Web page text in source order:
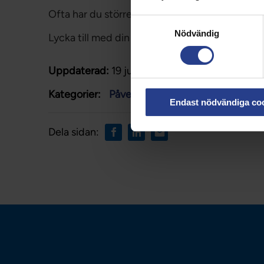
Samtyckesval
Nödvändig
Endast nödvändiga
Ofta har du större chans att bli publicerad
Lycka till med din insändare!
Uppdaterad: 19 jun 2024
Kategorier:
Påverkan
Dela sidan: